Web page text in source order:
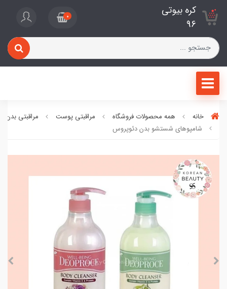
کره بیوتی
96
0
خانه همه محصولات فروشگاه مراقبتی پوست
مراقبتی بدن
شامپوهای شستشو بدن دئوپروس